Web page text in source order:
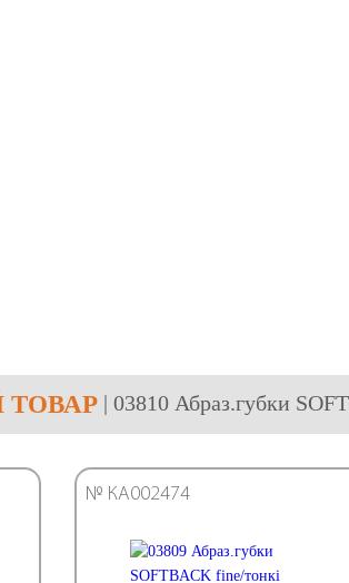
| 03810 Абраз.губки
№ КА002474